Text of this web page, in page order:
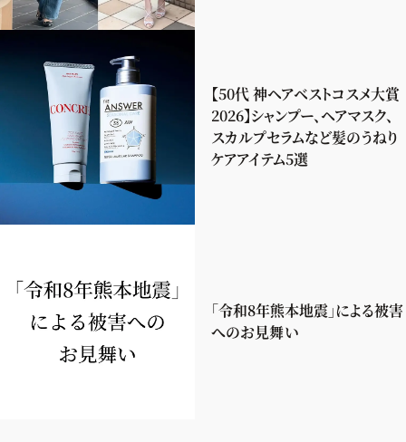
【50代 神ヘアベストコスメ大賞
2026】シャンプー、ヘアマスク、
スカルプセラムなど髪のうねり
ケアアイテム5選
「令和8年熊本地震」による被害
へのお見舞い